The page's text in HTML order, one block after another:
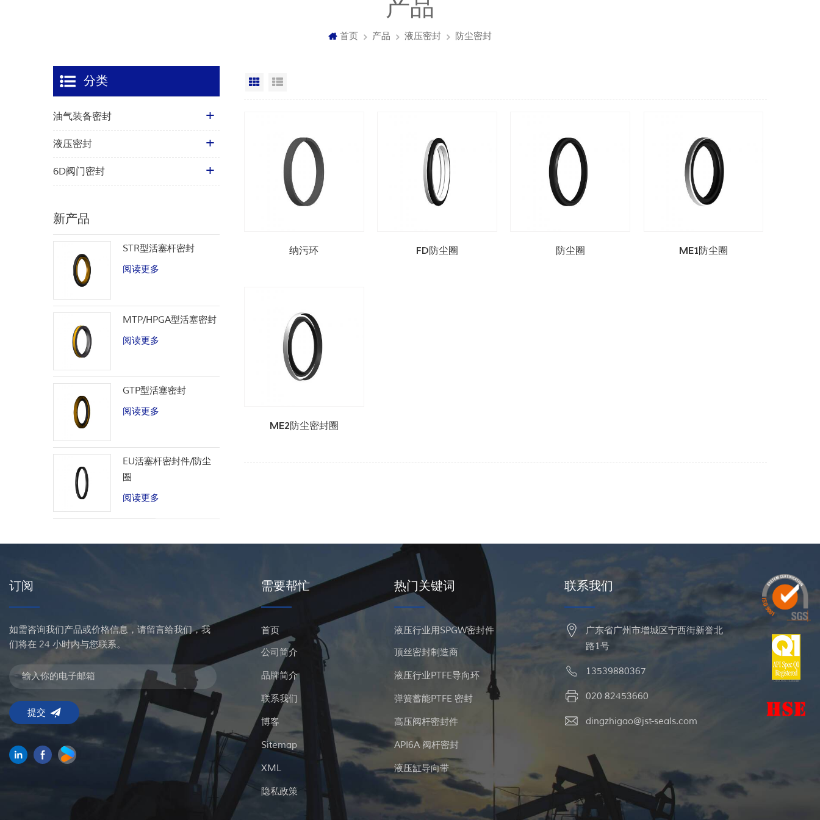
产品
首页 产品 液压密封 防尘密封
网格视图
纳污环 FD防尘圈 防尘圈 ME1防尘圈
ME2防尘密封圈
分类
油气装备密封
液压密封
6D阀门密封
新产品
STR型活塞杆密封
阅读更多
MTP/HPGA型活塞密封
阅读更多
GTP型活塞密封
阅读更多
EU活塞杆密封件/防尘
圈
阅读更多
订阅
如需咨询我们产品或价格信息，请留言给我们，我
们将在 24 小时内与您联系。
需要帮忙
首页
公司简介
品牌简介
联系我们
博客
Sitemap
XML
隐私政策
热门关键词
液压行业用SPGW密封件
顶丝密封制造商
液压行业PTFE导向环
弹簧蓄能PTFE 密封
高压阀杆密封件
API6A 阀杆密封
液压缸导向带
联系我们
广东省广州市增城区宁西街新誉北
路1号
13539880367
020 82453660
dingzhigao@jst-seals.com